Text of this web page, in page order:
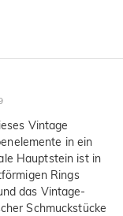
Vintage
in ein
Hauptstein ist in
Rings
das Vintage-
Schmuckstücke